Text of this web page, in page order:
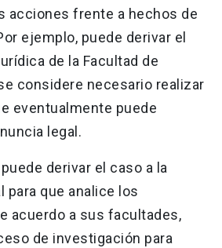
acciones frente a hechos de
ejemplo, puede derivar el
de la Facultad de
considere necesario realizar
eventualmente puede
legal.
derivar el caso a la
para que analice los
acuerdo a sus facultades,
de investigación para